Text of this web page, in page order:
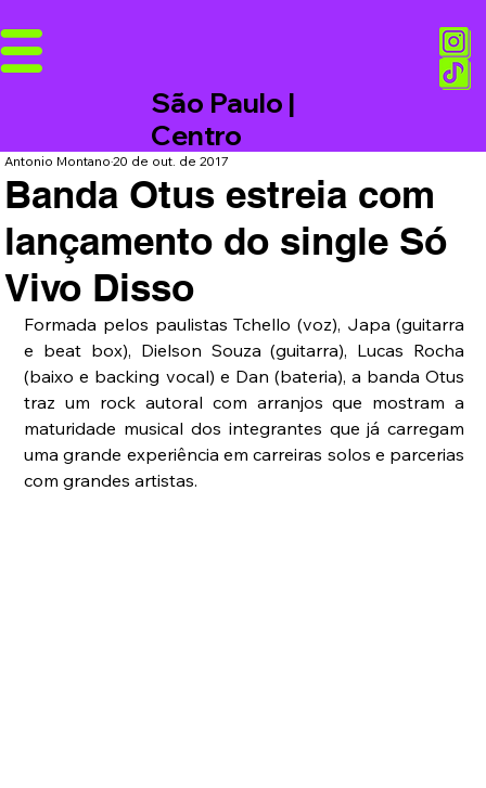
São Paulo |
Centro
Banda Otus estreia com
lançamento do single Só
Vivo Disso
Antonio Montano20 de out. de 2017
Formada pelos paulistas Tchello (voz), Japa (guitarra
e beat box), Dielson Souza (guitarra), Lucas Rocha
(baixo e backing vocal) e Dan (bateria), a banda Otus
traz um rock autoral com arranjos que mostram a
maturidade musical dos integrantes que já carregam
uma grande experiência em carreiras solos e parcerias
com grandes artistas.